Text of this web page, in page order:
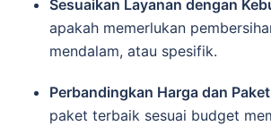
Sesuaikan Layanan dengan
apakah memerlukan
mendalam, atau spesifik.
Perbandingkan Harga dan Paket
paket terbaik sesuai budget